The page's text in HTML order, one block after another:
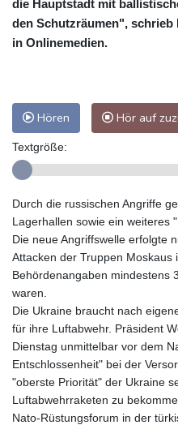
die Hauptstadt mit
den Schutzräumen",
in Onlinemedien.
Hören Hör auf
Textgröße:
Durch die russischen Angriffe
Lagerhallen sowie ein weiteres
Die neue Angriffswelle erfolgte
Attacken der Truppen Moskaus
Behördenangaben mindestens
waren.
Die Ukraine braucht nach
für ihre Luftabwehr. Präsident
Dienstag unmittelbar vor dem
Entschlossenheit" bei der
"oberste Priorität" der Ukraine
Luftabwehrraketen zu
Nato-Rüstungsforum in der